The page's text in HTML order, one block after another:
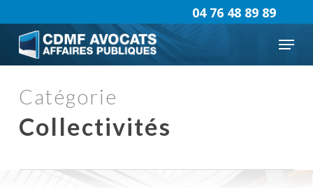
to
main
content
Menu
04 76 48 89 89
Catégorie
Collectivités